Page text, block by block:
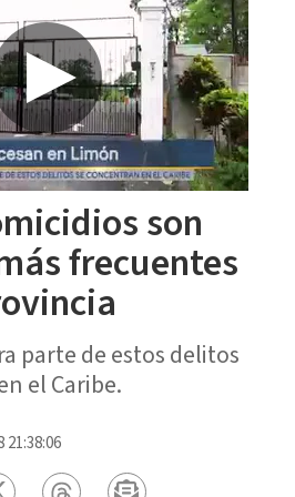
son
frecuentes
parte de estos delitos
el Caribe.
21:38:06